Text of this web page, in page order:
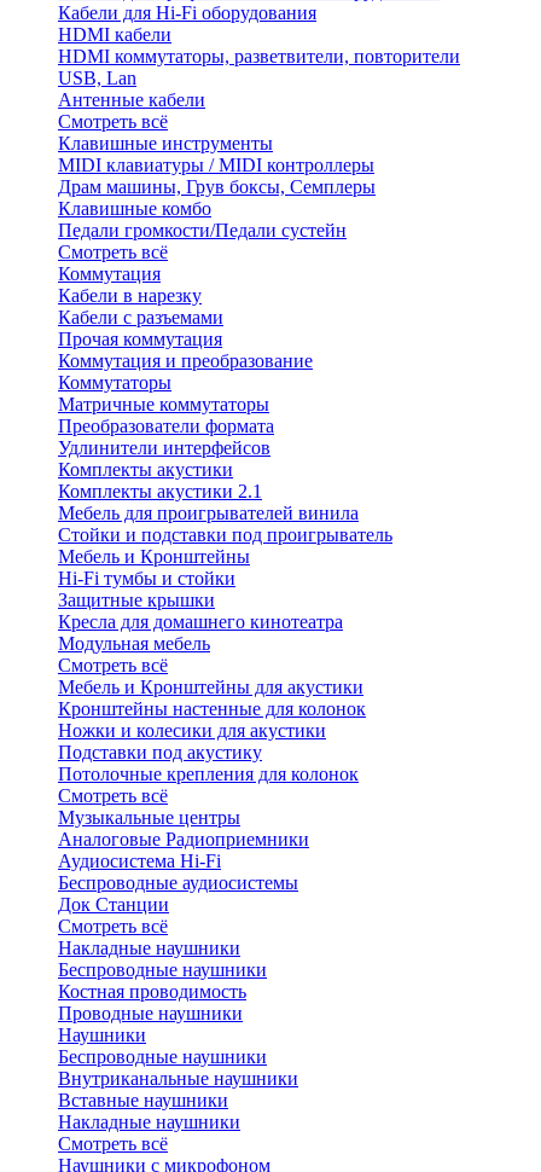
Кабели для Hi-Fi оборудования
HDMI кабели
HDMI коммутаторы, разветвители, повторители
USB, Lan
Антенные кабели
Смотреть всё
Клавишные инструменты
MIDI клавиатуры / MIDI контроллеры
Драм машины, Грув боксы, Семплеры
Клавишные комбо
Педали громкости/Педали сустейн
Смотреть всё
Коммутация
Кабели в нарезку
Кабели с разъемами
Прочая коммутация
Коммутация и преобразование
Коммутаторы
Матричные коммутаторы
Преобразователи формата
Удлинители интерфейсов
Комплекты акустики
Комплекты акустики 2.1
Мебель для проигрывателей винила
Стойки и подставки под проигрыватель
Мебель и Кронштейны
Hi-Fi тумбы и стойки
Защитные крышки
Кресла для домашнего кинотеатра
Модульная мебель
Смотреть всё
Мебель и Кронштейны для акустики
Кронштейны настенные для колонок
Ножки и колесики для акустики
Подставки под акустику
Потолочные крепления для колонок
Смотреть всё
Музыкальные центры
Аналоговые Радиоприемники
Аудиосистема Hi-Fi
Беспроводные аудиосистемы
Док Станции
Смотреть всё
Накладные наушники
Беспроводные наушники
Костная проводимость
Проводные наушники
Наушники
Беспроводные наушники
Внутриканальные наушники
Вставные наушники
Накладные наушники
Смотреть всё
Наушники с микрофоном